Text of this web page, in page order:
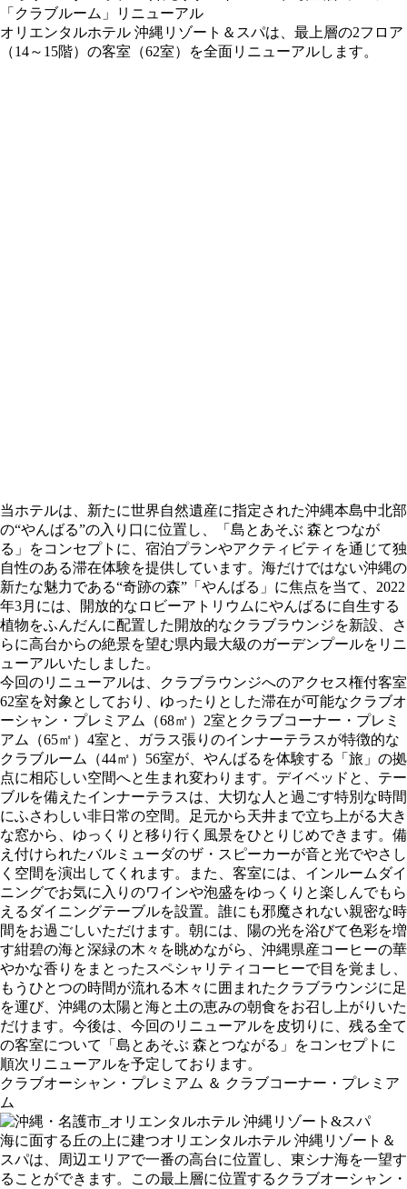
オリエンタルホテル 沖縄リゾート＆スパは、最上層の2フロア
（14～15階）の客室（62室）を全面リニューアルします。
当ホテルは、新たに世界自然遺産に指定された沖縄本島中北部
の“やんばる”の入り口に位置し、「島とあそぶ 森とつなが
る」をコンセプトに、宿泊プランやアクティビティを通じて独
自性のある滞在体験を提供しています。海だけではない沖縄の
新たな魅力である“奇跡の森”「やんばる」に焦点を当て、2022
年3月には、開放的なロビーアトリウムにやんばるに自生する
植物をふんだんに配置した開放的なクラブラウンジを新設、さ
らに高台からの絶景を望む県内最大級のガーデンプールをリニ
ューアルいたしました。
今回のリニューアルは、クラブラウンジへのアクセス権付客室
62室を対象としており、ゆったりとした滞在が可能なクラブオ
ーシャン・プレミアム（68㎡）2室とクラブコーナー・プレミ
アム（65㎡）4室と、ガラス張りのインナーテラスが特徴的な
クラブルーム（44㎡）56室が、やんばるを体験する「旅」の拠
点に相応しい空間へと生まれ変わります。デイベッドと、テー
ブルを備えたインナーテラスは、大切な人と過ごす特別な時間
にふさわしい非日常の空間。足元から天井まで立ち上がる大き
な窓から、ゆっくりと移り行く風景をひとりじめできます。備
え付けられたバルミューダのザ・スピーカーが音と光でやさし
く空間を演出してくれます。また、客室には、インルームダイ
ニングでお気に入りのワインや泡盛をゆっくりと楽しんでもら
えるダイニングテーブルを設置。誰にも邪魔されない親密な時
間をお過ごしいただけます。朝には、陽の光を浴びて色彩を増
す紺碧の海と深緑の木々を眺めながら、沖縄県産コーヒーの華
やかな香りをまとったスペシャリティコーヒーで目を覚まし、
もうひとつの時間が流れる木々に囲まれたクラブラウンジに足
を運び、沖縄の太陽と海と土の恵みの朝食をお召し上がりいた
だけます。今後は、今回のリニューアルを皮切りに、残る全て
の客室について「島とあそぶ 森とつながる」をコンセプトに
順次リニューアルを予定しております。
クラブオーシャン・プレミアム ＆ クラブコーナー・プレミア
ム
海に面する丘の上に建つオリエンタルホテル 沖縄リゾート＆
スパは、周辺エリアで一番の高台に位置し、東シナ海を一望す
ることができます。この最上層に位置するクラブオーシャン・